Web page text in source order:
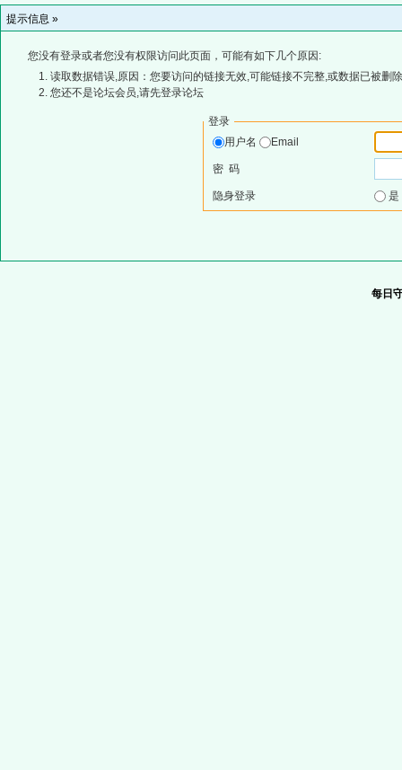
提示信息 »
您没有登录或者您没有权限访问此页面，可能有如下几个原因:
读取数据错误,原因：您要访问的链接无效,可能链接不完整,或数据已被删
您还不是论坛会员,请先登录论坛
登录
用户名
Email
密 码
隐身登录
每日